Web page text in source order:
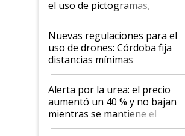
el uso de pictogramas,
palabras de advertencia e
indicaciones
Nuevas regulaciones para el
uso de drones: Córdoba fija
distancias mínimas
Alerta por la urea: el precio
aumentó un 40 % y no bajan
mientras se mantiene el
conflicto en Medio Oriente